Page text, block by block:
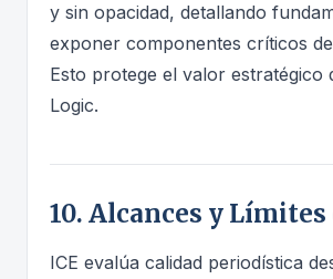
y sin opacidad, detallando
exponer componentes críticos
Esto protege el valor estratégico
Logic.
10. Alcances y Límites
ICE evalúa calidad periodística